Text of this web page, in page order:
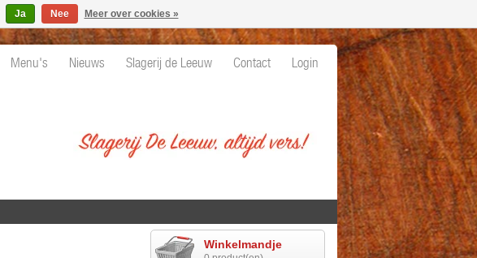
Menu's Nieuws Slagerij de Leeuw Contact Login
Winkelmandje
Ja Nee Meer over cookies »